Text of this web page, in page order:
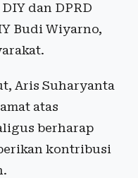
dan DPRD
Budi Wiyarno,
Aris Suharyanta
atas
berharap
kontribusi